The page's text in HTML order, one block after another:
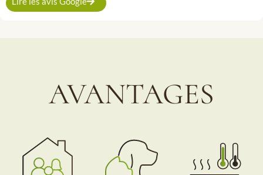
AVANTAGES